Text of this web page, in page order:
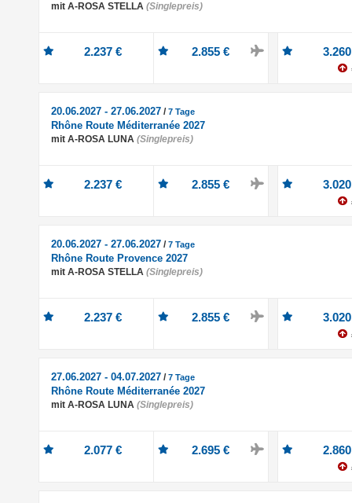
mit A-ROSA STELLA (Singlepreis)
2.237 € 2.855 €
20.06.2027 - 27.06.2027 /7 Tage
Rhône Route Méditerranée 2027
mit A-ROSA LUNA (Singlepreis)
2.237 € 2.855 €
20.06.2027 - 27.06.2027 /7 Tage
Rhône Route Provence 2027
mit A-ROSA STELLA (Singlepreis)
2.237 € 2.855 €
27.06.2027 - 04.07.2027 /7 Tage
Rhône Route Méditerranée 2027
mit A-ROSA LUNA (Singlepreis)
2.077 € 2.695 €